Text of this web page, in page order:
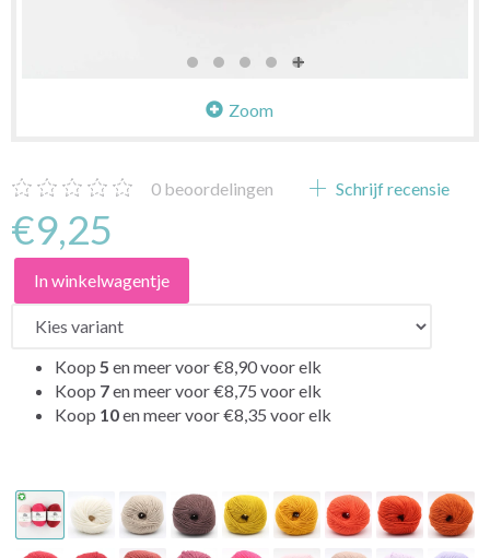
Zoom
0 beoordelingen Schrijf recensie
€9,25
In winkelwagentje
Koop 5 en meer voor€8,90voor elk
Koop 7en meer voor€8,75 voor elk
Koop 10en meer voor€8,35 voor elk